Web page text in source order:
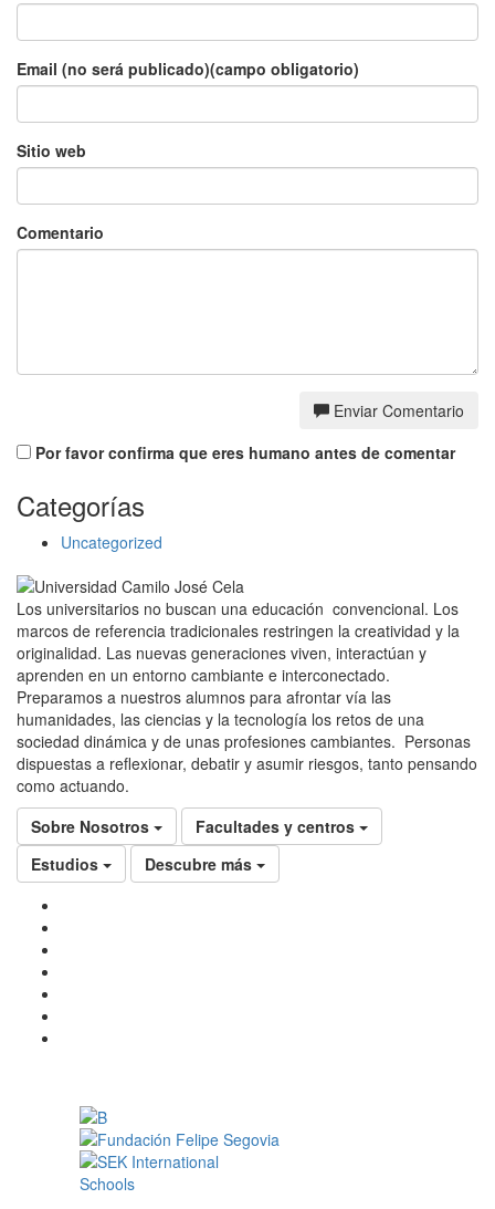
Email (no será publicado)(campo obligatorio)
Sitio web
Comentario
Enviar Comentario
Por favor confirma que eres humano antes de comentar
Categorías
Uncategorized
Los universitarios no buscan una educación convencional. Los
marcos de referencia tradicionales restringen la creatividad y la
originalidad. Las nuevas generaciones viven, interactúan y
aprenden en un entorno cambiante e interconectado.
Preparamos a nuestros alumnos para afrontar vía las
humanidades, las ciencias y la tecnología los retos de una
sociedad dinámica y de unas profesiones cambiantes. Personas
dispuestas a reflexionar, debatir y asumir riesgos, tanto pensando
como actuando.
Sobre Nosotros
Facultades y centros
Estudios
Descubre más